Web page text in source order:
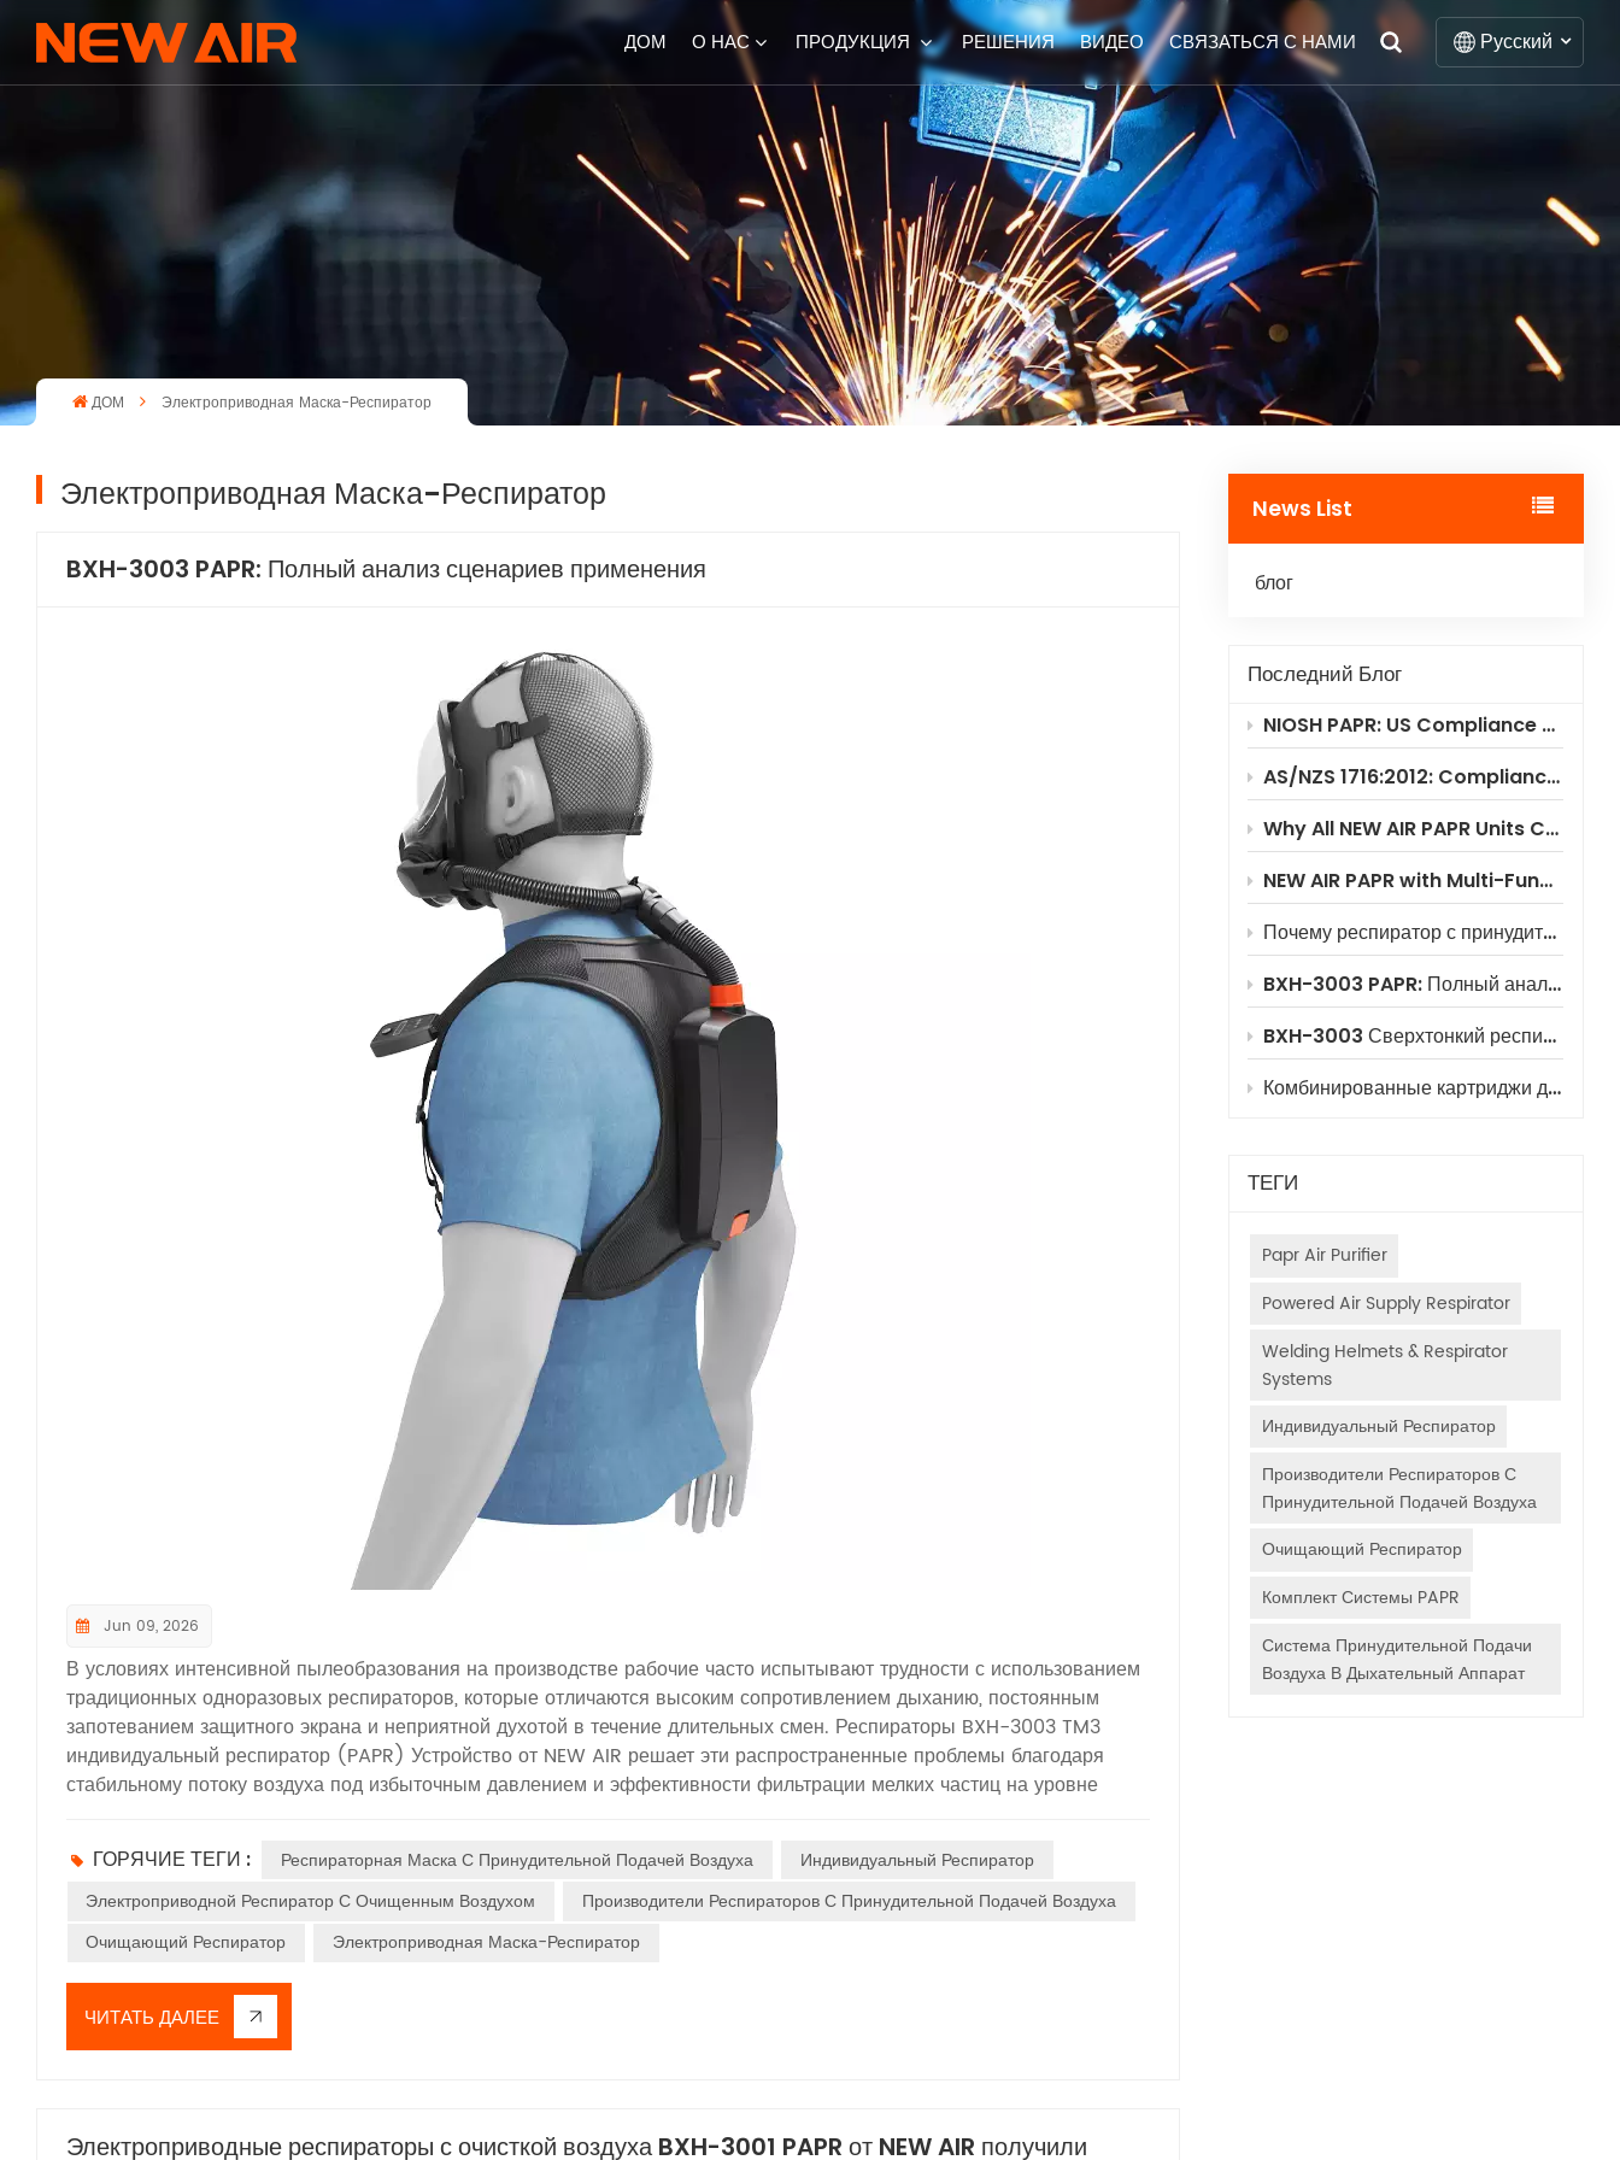
ДОМ О НАС ПРОДУКЦИЯ РЕШЕНИЯ ВИДЕО СВЯЗАТЬСЯ С НАМИ Русский
Español
Português
ДОМ Электроприводная Маска-Респиратор
News List
блог
Последний Блог
NIOSH PAPR: US Compliance & Testing Requirements
AS/NZS 1716:2012: Compliance Standard for PAPR Respirators
Why All NEW AIR PAPR Units Choose RILSA NB1024 for Certification?
NEW AIR PAPR with Multi-Functional Flip-Up Welding Helmet
Почему респиратор с принудительной подачей воздуха BXH-3003 обеспечивает значительную экономию средств
BXH-3003 PAPR: Полный анализ сценариев применения
BXH-3003 Сверхтонкий респиратор с принудительной подачей воздуха в рюкзаке
Комбинированные картриджи для респираторов с принудительной подачей воздуха (PAPR) для покраски автомобилей: выбор, принцип действия и руководство по применению.
ТЕГИ
Papr Air Purifier
Powered Air Supply Respirator
Welding Helmets & Respirator
Systems
Индивидуальный Респиратор
Производители Респираторов С
Принудительной Подачей Воздуха
Очищающий Респиратор
Комплект Системы PAPR
Система Принудительной Подачи
Воздуха В Дыхательный Аппарат
Электроприводная Маска-Респиратор
BXH-3003 PAPR: Полный анализ сценариев применения
Jun 09, 2026
В условиях интенсивной пылеобразования на производстве рабочие часто испытывают трудности с использованием
традиционных одноразовых респираторов, которые отличаются высоким сопротивлением дыханию, постоянным
запотеванием защитного экрана и неприятной духотой в течение длительных смен. Респираторы BXH-3003 TM3
индивидуальный респиратор (PAPR) Устройство от NEW AIR решает эти распространенные проблемы благодаря
стабильному потоку воздуха под избыточным давлением и эффективности фильтрации мелких частиц на уровне
специально для защиты от твердых частиц пыли. Вспомогательная прокладка из активированного угля обеспечивает
лишь незначительное снижение запаха для повышения комфорта при ношении и не обеспечивает защиты от
токсичных паров, химических испарений или опасных газов. В этом руководстве подробно описаны идеальные
сценарии промышленного и коммерческого применения на основе технических характеристик.1. Сценарии развития
тяжелой промышленности: шлифовка и резка металла. В цехах непрерывной шлифовки стали, полировки сварных
швов и металлообработки образуется большое количество металлической стружки и мелкой металлической пыли,
длительное вдыхание которой может легко вызвать пневмокониоз. Респиратор BXH-3003 предлагает три
регулируемые скорости воздушного потока, с максимальной скоростью 130 л/мин, обеспечивая мощную
респиратор весит всего 542 г, а его эргономичная система крепления равномерно распределяет вес; работники
ГОРЯЧИЕ ТЕГИ : Респираторная Маска С Принудительной Подачей Воздуха
Индивидуальный Респиратор
Электроприводной Респиратор С Очищенным Воздухом
Производители Респираторов С Принудительной Подачей Воздуха
Очищающий Респиратор
Электроприводная Маска-Респиратор
ЧИТАТЬ ДАЛЕЕ
Электроприводные респираторы с очисткой воздуха BXH-3001 PAPR от NEW AIR получили